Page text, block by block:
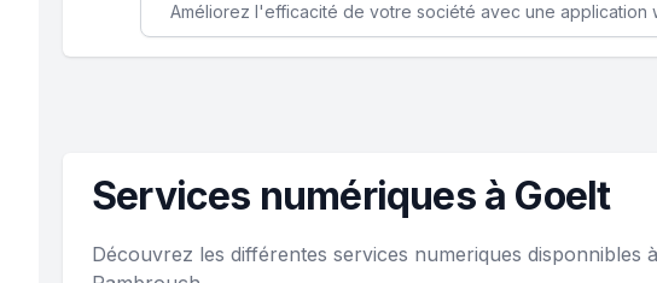
Services numériques à Goelt
Découvrez les différentes services numeriques disponnibles